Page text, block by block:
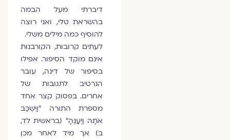
דיברתי מעל הבמה
בהשראת טלי, ואני רוצה
להוסיף כמה מילים משלי.
לעתים קרובות, הקורבנות
אינם מוקד הסיפור. אפילו
בסיפור של דינה, עובר
הנרטיב לתגובות של
אחרים. בפסוק קצר אחד
מספרת התורה "וַיִּשְׁכַּב
אֹתָהּ וַיְעַנֶּהָ" (בראשית לד,
ב) אך מיד לאחר מכן